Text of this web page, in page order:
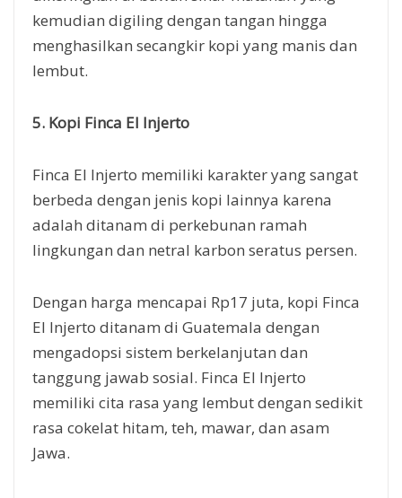
kemudian digiling dengan tangan hingga
menghasilkan secangkir kopi yang manis dan
lembut.
5. Kopi Finca El Injerto
Finca El Injerto memiliki karakter yang sangat
berbeda dengan jenis kopi lainnya karena
adalah ditanam di perkebunan ramah
lingkungan dan netral karbon seratus persen.
Dengan harga mencapai Rp17 juta, kopi Finca
El Injerto ditanam di Guatemala dengan
mengadopsi sistem berkelanjutan dan
tanggung jawab sosial. Finca El Injerto
memiliki cita rasa yang lembut dengan sedikit
rasa cokelat hitam, teh, mawar, dan asam
Jawa.